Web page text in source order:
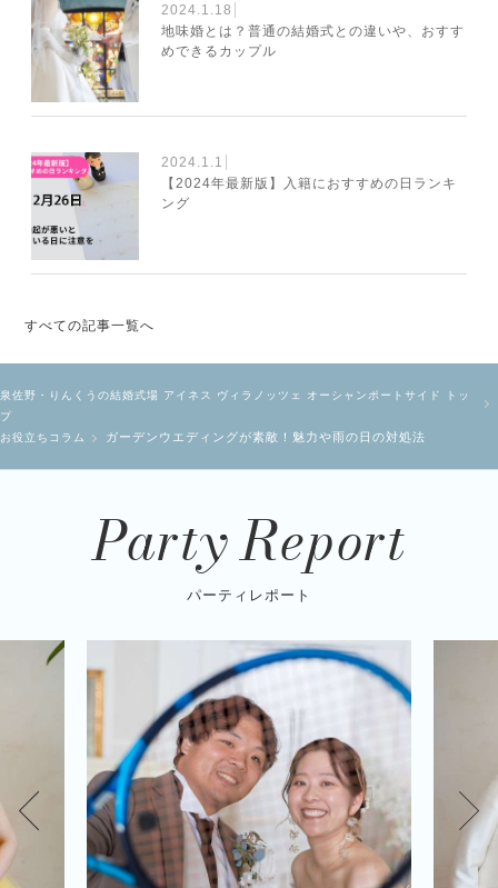
2024.1.18
地味婚とは？普通の結婚式との違いや、おすす
めできるカップル
2024.1.1
【2024年最新版】入籍におすすめの日ランキ
ング
すべての記事一覧へ
泉佐野・りんくうの結婚式場 アイネス ヴィラノッツェ オーシャンポートサイド トッ
プ
お役立ちコラム
ガーデンウエディングが素敵！魅力や雨の日の対処法
Party Report
パーティレポート